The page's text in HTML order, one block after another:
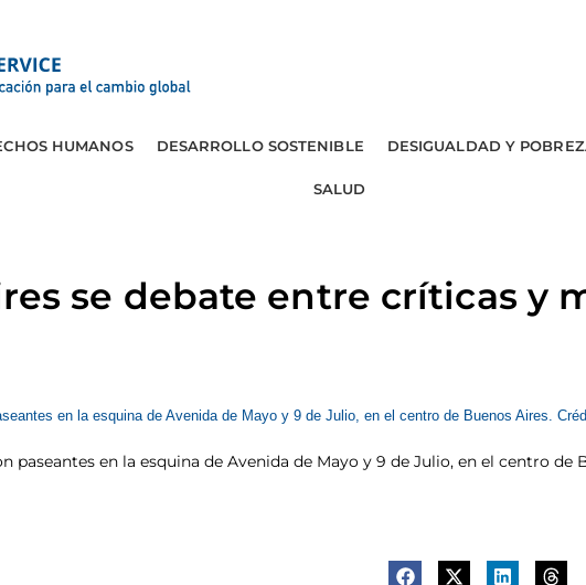
HUMANOS DESARROLLO SOSTENIBLE DESIGUALDAD Y
SALUD
se debate entre críticas y
paseantes en la esquina de Avenida de Mayo y 9 de Julio, en el centro de